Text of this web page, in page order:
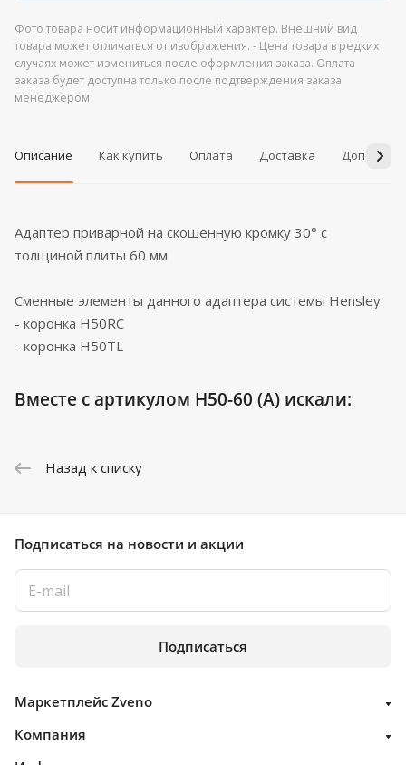
Фото товара носит информационный характер. Внешний вид
товара может отличаться от изображения. - Цена товара в редких
случаях может измениться после оформления заказа. Оплата
заказа будет доступна только после подтверждения заказа
менеджером
Описание Как купить Оплата Доставка
Адаптер приварной на скошенную кромку 30° с
толщиной плиты 60 мм
Сменные элементы данного адаптера системы Hensley:
- коронка H50RC
- коронка H50TL
Вместе с артикулом H50-60 (A) искали:
Назад к списку
Подписаться на новости и акции
Подписаться
Маркетплейс Zveno
Компания